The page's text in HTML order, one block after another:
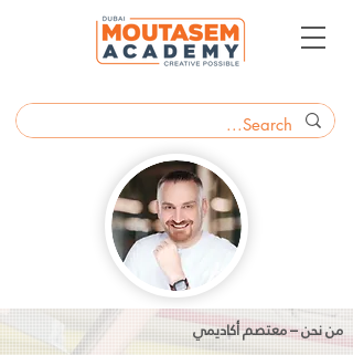
من نحن – معتصم أكاديمي